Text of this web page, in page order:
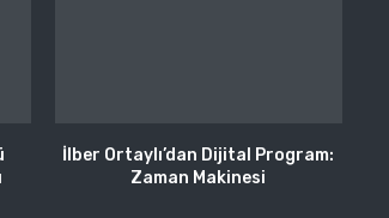
İlber Ortaylı’dan Dijital Program:
Zaman Makinesi